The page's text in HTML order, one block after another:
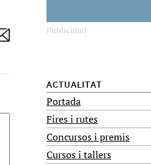
ACTUALITAT
Portada
Fires i rutes
Concursos i premis
Cursos i tallers